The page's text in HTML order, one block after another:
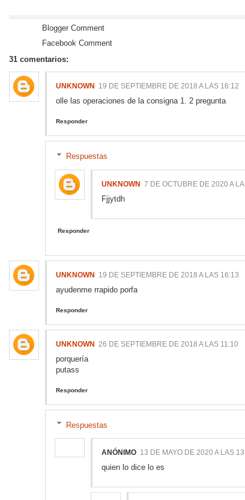
Blogger Comment
Facebook Comment
31 comentarios:
UNKNOWN 19 DE SEPTIEMBRE DE 2018 A LAS 16:12
olle las operaciones de la consigna 1. 2 pregunta
Responder
Respuestas
UNKNOWN 7 DE OCTUBRE DE 2020 A
Fjjytdh
Responder
UNKNOWN 19 DE SEPTIEMBRE DE 2018 A LAS 16:13
ayudenme rrapido porfa
Responder
UNKNOWN 26 DE SEPTIEMBRE DE 2018 A LAS 11:10
porquería
putass
Responder
Respuestas
ANÓNIMO 13 DE MAYO DE 2020 A LAS
quien lo dice lo es